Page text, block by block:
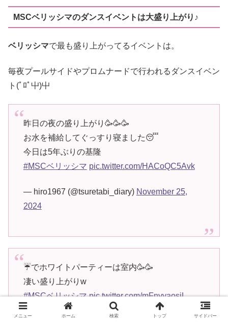
MSCベリッシマのダンスイベントは大盛り上がり♪
ベリッシマで最も盛り上がってるイベントは。
毎夜プールサイドやプロムナードで行われるダンスイベン
ト(ﾟﾛﾟ屮)屮
昨日の夜の盛り上がり🥳🥳🥳
お水を補給してぐっすり寝ました😴
今日は5年ぶりの基隆
#MSCベリッシマ pic.twitter.com/HACoQC5Avk
— hiro1967 (@tsuretabi_diary) November 25,
2024
☔でホワイトパーティーは室内🥳🥳
凄い盛り上がりw
#MSCベリッシマ pic.twitter.com/mFnyyaosjL
メニュー ホーム 検索 トップ サイドバー